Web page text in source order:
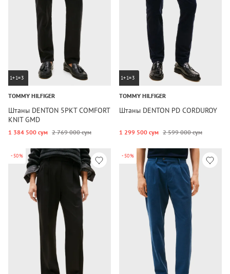
1+1=3
TOMMY HILFIGER
Штаны DENTON 5PKT COMFORT
KNIT GMD
1 384 500 сум 2 769 000 сум
1+1=3
TOMMY HILFIGER
Штаны DENTON PD CORDUROY
1 299 500 сум 2 599 000 сум
-50% -50%